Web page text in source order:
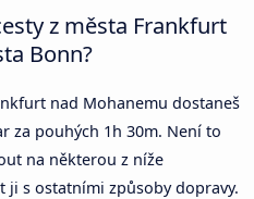
z města Frankfurt
Bonn?
nad Mohanemu dostaneš
za pouhých 1h 30m. Není to
na některou z níže
ji s ostatními způsoby dopravy.